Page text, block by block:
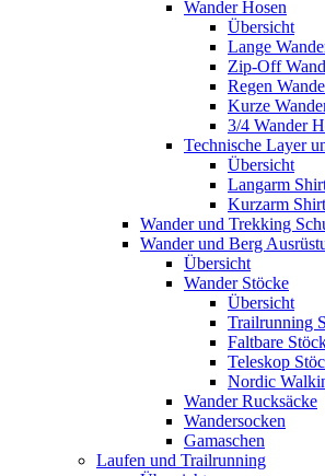
Wander Hosen
Übersicht
Lange
Zip-Off
Regen
Kurze
3/4 Wander
Technische Layer
Übersicht
Langarm
Kurzarm
Wander und Trekking
Wander und Berg
Übersicht
Wander Stöcke
Übersicht
Trailrunning
Faltbare
Teleskop
Nordic
Wander Rucksäcke
Wandersocken
Gamaschen
Laufen und Trailrunning